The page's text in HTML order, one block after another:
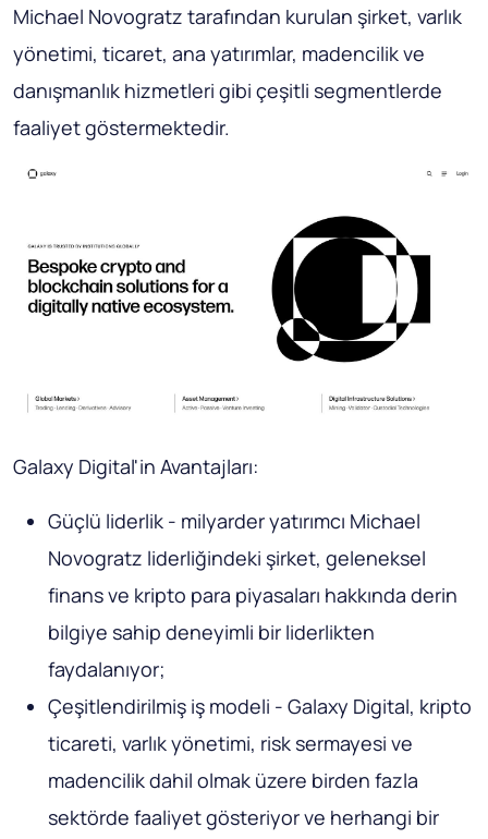
Michael Novogratz tarafından kurulan şirket, varlık
yönetimi, ticaret, ana yatırımlar, madencilik ve
danışmanlık hizmetleri gibi çeşitli segmentlerde
faaliyet göstermektedir.
Galaxy Digital'in Avantajları:
Güçlü liderlik - milyarder yatırımcı Michael
Novogratz liderliğindeki şirket, geleneksel
finans ve kripto para piyasaları hakkında derin
bilgiye sahip deneyimli bir liderlikten
faydalanıyor;
Çeşitlendirilmiş iş modeli - Galaxy Digital, kripto
ticareti, varlık yönetimi, risk sermayesi ve
madencilik dahil olmak üzere birden fazla
sektörde faaliyet gösteriyor ve herhangi bir